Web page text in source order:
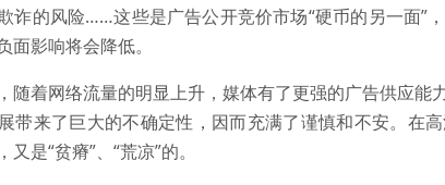
诈的风险……这些是广告公开竞价市场“硬币的另一面”
面影响将会降低。
随着网络流量的明显上升，媒体有了更强的广告供应能
带来了巨大的不确定性，因而充满了谨慎和不安。在
是“贫瘠”、“荒凉”的。